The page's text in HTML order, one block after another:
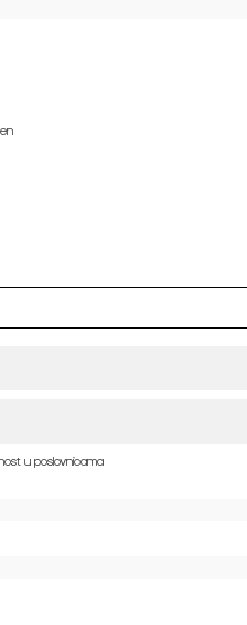
u poslovnicama